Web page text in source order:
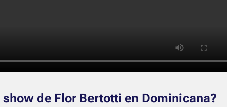
show de Flor Bertotti en Dominicana?